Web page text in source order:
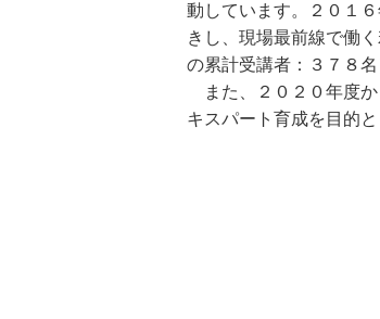
動しています。２０１
きし、現場最前線で働
の累計受講者：３７８
また、２０２０年度か
キスパート育成を目的